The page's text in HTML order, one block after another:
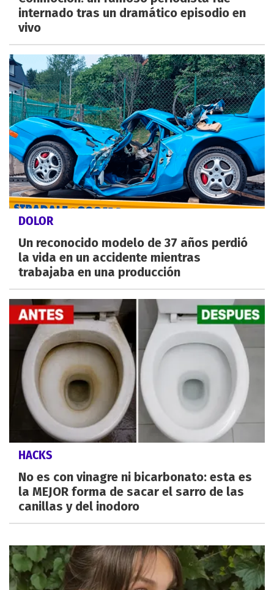
internado tras un dramático episodio en
vivo
DOLOR
Un reconocido modelo de 37 años perdió
la vida en un accidente mientras
trabajaba en una producción
HACKS
No es con vinagre ni bicarbonato: esta es
la MEJOR forma de sacar el sarro de las
canillas y del inodoro